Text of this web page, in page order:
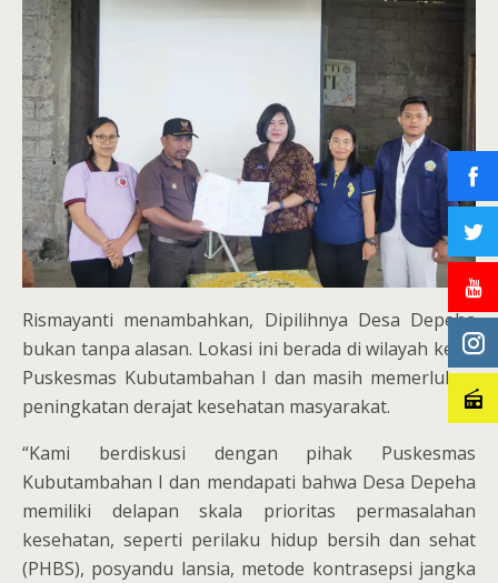
Rismayanti menambahkan, Dipilihnya Desa Depeha
bukan tanpa alasan. Lokasi ini berada di wilayah kerja
Puskesmas Kubutambahan I dan masih memerlukan
peningkatan derajat kesehatan masyarakat.
“Kami berdiskusi dengan pihak Puskesmas
Kubutambahan I dan mendapati bahwa Desa Depeha
memiliki delapan skala prioritas permasalahan
kesehatan, seperti perilaku hidup bersih dan sehat
(PHBS), posyandu lansia, metode kontrasepsi jangka